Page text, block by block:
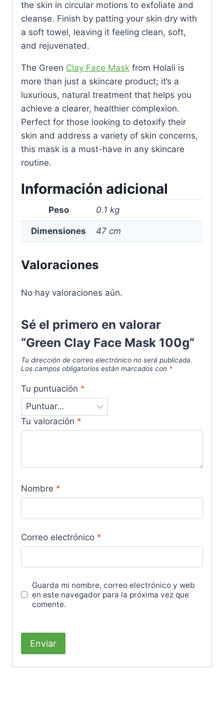
the skin in circular motions to exfoliate and
cleanse. Finish by patting your skin dry with
a soft towel, leaving it feeling clean, soft,
and rejuvenated.
The Green Clay Face Mask from Holali is
more than just a skincare product; it’s a
luxurious, natural treatment that helps you
achieve a clearer, healthier complexion.
Perfect for those looking to detoxify their
skin and address a variety of skin concerns,
this mask is a must-have in any skincare
routine.
Información adicional
Peso 0.1 kg
Dimensiones 47 cm
Valoraciones
No hay valoraciones aún.
Sé el primero en valorar
“Green Clay Face Mask 100g”
Tu dirección de correo electrónico no será publicada.
Los campos obligatorios están marcados con *
Tu puntuación *
Tu valoración *
Nombre *
Correo electrónico *
Guarda mi nombre, correo electrónico y web
en este navegador para la próxima vez que
comente.